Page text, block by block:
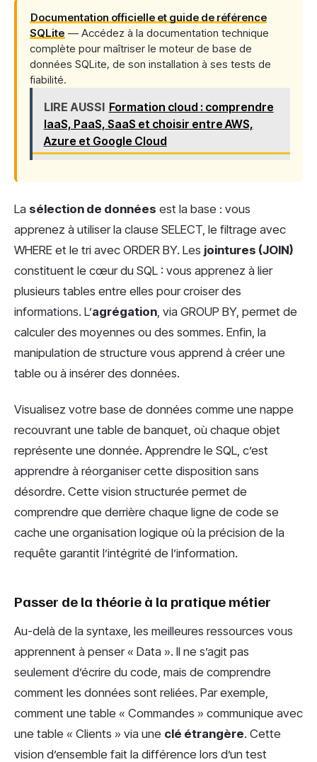
Documentation officielle et guide de référence
SQLite — Accédez à la documentation technique
complète pour maîtriser le moteur de base de
données SQLite, de son installation à ses tests de
fiabilité.
LIRE AUSSI Formation cloud : comprendre
IaaS, PaaS, SaaS et choisir entre AWS,
Azure et Google Cloud
La sélection de données est la base : vous
apprenez à utiliser la clause SELECT, le filtrage avec
WHERE et le tri avec ORDER BY. Les jointures (JOIN)
constituent le cœur du SQL : vous apprenez à lier
plusieurs tables entre elles pour croiser des
informations. L’agrégation, via GROUP BY, permet de
calculer des moyennes ou des sommes. Enfin, la
manipulation de structure vous apprend à créer une
table ou à insérer des données.
Visualisez votre base de données comme une nappe
recouvrant une table de banquet, où chaque objet
représente une donnée. Apprendre le SQL, c’est
apprendre à réorganiser cette disposition sans
désordre. Cette vision structurée permet de
comprendre que derrière chaque ligne de code se
cache une organisation logique où la précision de la
requête garantit l’intégrité de l’information.
Passer de la théorie à la pratique métier
Au-delà de la syntaxe, les meilleures ressources vous
apprennent à penser « Data ». Il ne s’agit pas
seulement d’écrire du code, mais de comprendre
comment les données sont reliées. Par exemple,
comment une table « Commandes » communique avec
une table « Clients » via une clé étrangère. Cette
vision d’ensemble fait la différence lors d’un test